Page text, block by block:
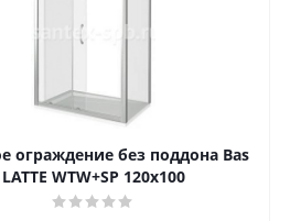
ограждение без поддона Bas
LATTE WTW+SP 120х100